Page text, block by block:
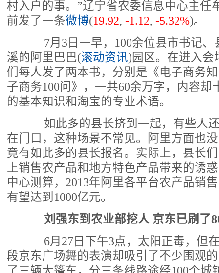
村入户的事。”辽宁省农委信息中心主任
前发了一条微博(19.92, -1.12, -5.32%)。
7月3日一早，100余位县市书记、
溪的阿里巴巴(滚动资讯)园区。在进入会
们每人发了两本书，分别是《电子商务
子商务100问》，一共60余万字，内容
的基本知识和淘宝的专业术语。
如此多的县长挤到一起，有些人还
在门口，这种场景不常见。阿里方面也
竟有如此多的县长报名。实际上，县长
上销售农产品和地方特色产品带来的诱
中心测算，2013年阿里各平台农产品销
有望达到1000亿元。
刘强东到农业部挖人 京东已刷了
6月27日下午3点，太阳正毒，但
段京东广场舞的表演却吸引了不少围观